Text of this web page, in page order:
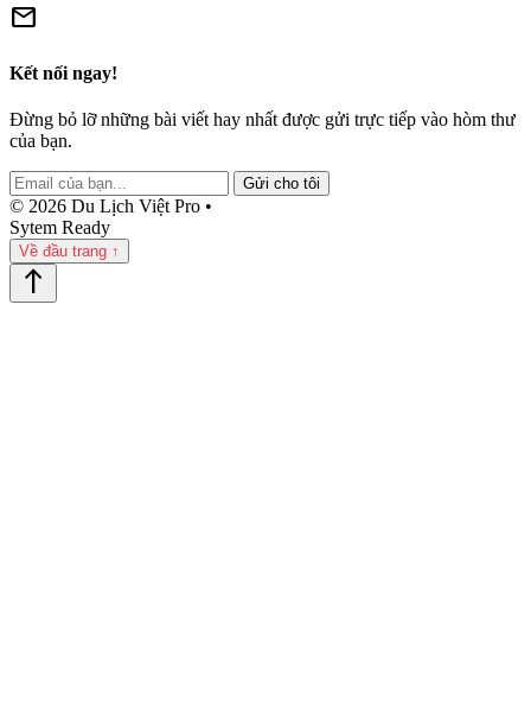
mail
Kết nối ngay!
Đừng bỏ lỡ những bài viết hay nhất được gửi trực tiếp vào hòm thư
của bạn.
Gửi cho tôi
© 2026 Du Lịch Việt Pro •
Sytem Ready
Về đầu trang ↑
north